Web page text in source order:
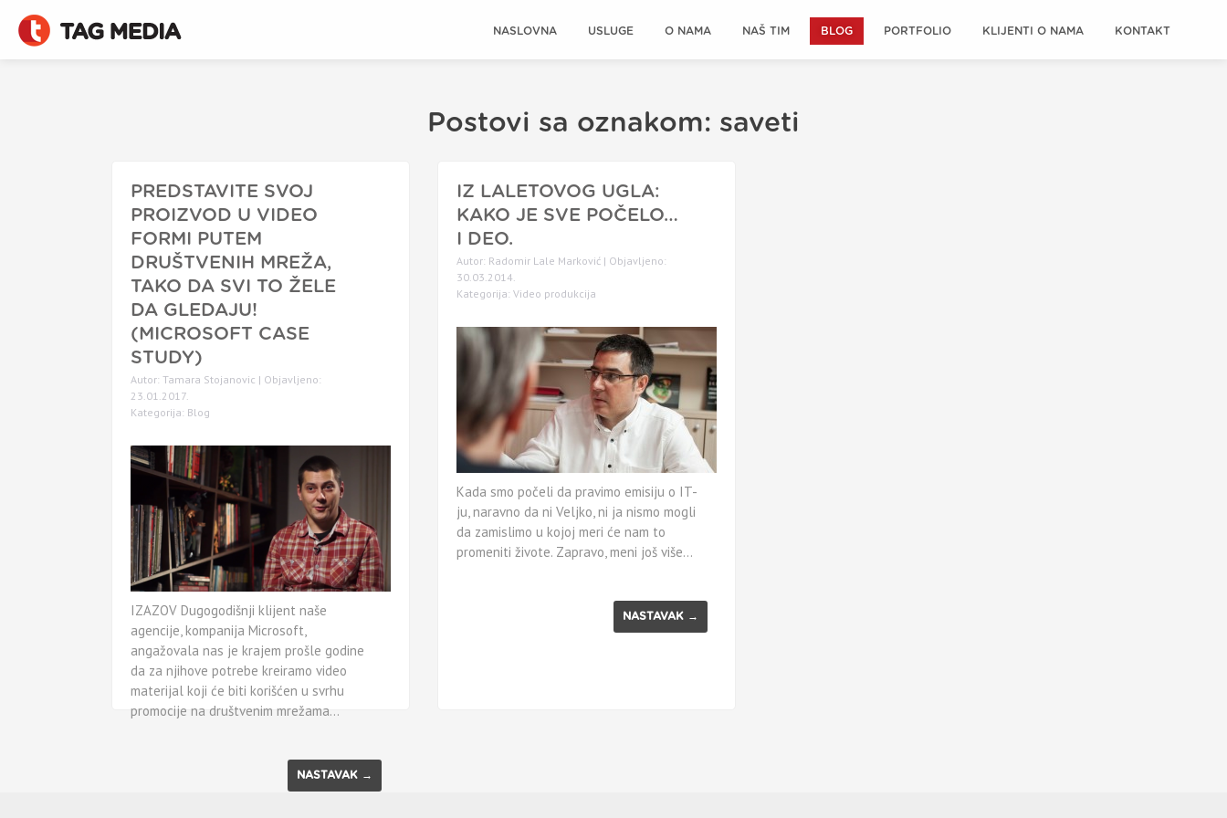
NASLOVNA USLUGE O NAMA NAŠ TIM BLOG PORTFOLIO KLIJENTI O NAMA KONTAKT
Postovi sa oznakom: saveti
PREDSTAVITE SVOJ
PROIZVOD U VIDEO
FORMI PUTEM
DRUŠTVENIH MREŽA,
TAKO DA SVI TO ŽELE
DA GLEDAJU!
(MICROSOFT CASE
STUDY)
Autor: Tamara Stojanovic | Objavljeno:
23.01.2017.
Kategorija: Blog
IZAZOV Dugogodišnji klijent naše
agencije, kompanija Microsoft,
angažovala nas je krajem prošle godine
da za njihove potrebe kreiramo video
materijal koji će biti korišćen u svrhu
promocije na društvenim mrežama…
NASTAVAK →
IZ LALETOVOG UGLA:
KAKO JE SVE POČELO…
I DEO.
Autor: Radomir Lale Marković | Objavljeno:
30.03.2014.
Kategorija: Video produkcija
Kada smo počeli da pravimo emisiju o IT-
ju, naravno da ni Veljko, ni ja nismo mogli
da zamislimo u kojoj meri će nam to
promeniti živote. Zapravo, meni još više…
NASTAVAK →